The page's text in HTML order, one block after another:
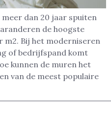
dan 20 jaar spuiten
de hoogste
m2. Bij het moderniseren
of bedrijfspand komt
kunnen de muren het
van de meest populaire